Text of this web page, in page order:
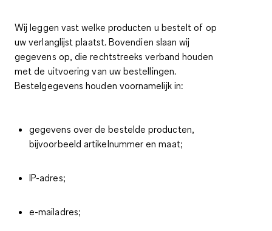
Wij leggen vast welke producten u bestelt of op
uw verlanglijst plaatst. Bovendien slaan wij
gegevens op, die rechtstreeks verband houden
met de uitvoering van uw bestellingen.
Bestelgegevens houden voornamelijk in:
gegevens over de bestelde producten,
bijvoorbeeld artikelnummer en maat;
IP-adres;
e-mailadres;